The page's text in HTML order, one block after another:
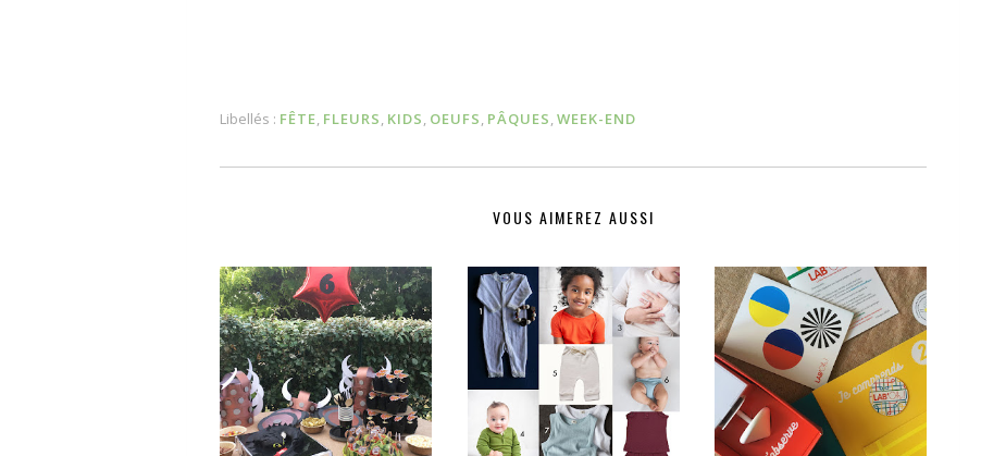
Libellés : FÊTE FLEURS KIDS OEUFS PÂQUES WEEK-END
VOUS AIMEREZ AUSSI